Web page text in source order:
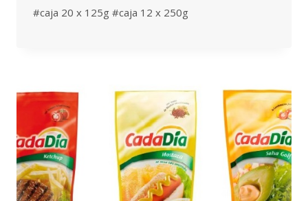
#caja 20 x 125g #caja 12 x 250g